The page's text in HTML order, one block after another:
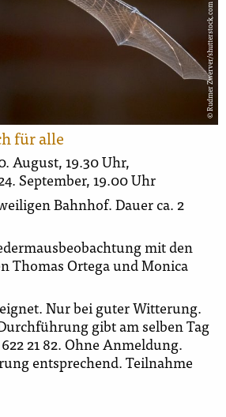
© Rudmer Zwerver/shutterstock.com
für alle
August, 19.30 Uhr,
September, 19.00 Uhr
Bahnhof. Dauer ca. 2
mit den
Thomas Ortega und Monica
Nur bei guter Witterung.
gibt am selben Tag
21 82. Ohne Anmeldung.
entsprechend. Teilnahme